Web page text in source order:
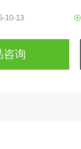
10-13
咨询